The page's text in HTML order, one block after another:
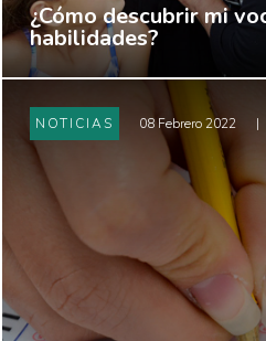
¿Cómo descubrir mi
habilidades?
NOTICIAS 08 Febrero 2022 |